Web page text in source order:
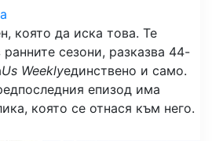
която да иска това. Те
сезони, разказва 44-
Us Weeklyединствено и само.
епизод има
която се отнася към него.